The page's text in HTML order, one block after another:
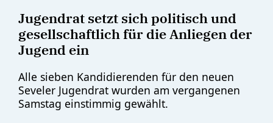
Jugendrat setzt sich politisch und
gesellschaftlich für die Anliegen der
Jugend ein
Alle sieben Kandidierenden für den neuen
Seveler Jugendrat wurden am vergangenen
Samstag einstimmig gewählt.